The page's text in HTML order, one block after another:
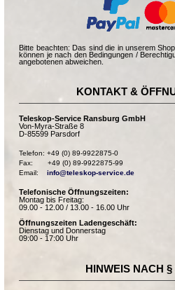
Bitte beachten: Das sind die in unserem
können je nach den Bedingungen /
angebotenen abweichen.
KONTAKT &
Teleskop-Service Ransburg GmbH
Von-Myra-Straße 8
D-85599 Parsdorf
Telefon: +49 (0) 89-9922875-0
Fax:       +49 (0) 89-9922875-99
Email: info@teleskop-service.de
Telefonische Öffnungszeiten:
Montag bis Freitag:
09.00 - 12.00 / 13.00 - 16.00 Uhr
Öffnungszeiten Ladengeschäft:
Dienstag und Donnerstag
09:00 - 17:00 Uhr
HINWEIS NACH